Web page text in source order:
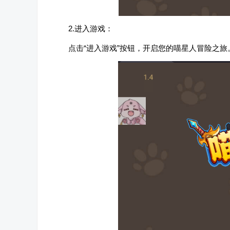
2.进入游戏：
点击“进入游戏”按钮，开启您的喵星人冒险之旅